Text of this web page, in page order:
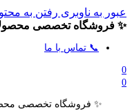
عبور به ناوبری رفتن به
✨ فروشگاه تخصصی
📞 تماس با ما
0
0
✨ فروشگاه تخصصی